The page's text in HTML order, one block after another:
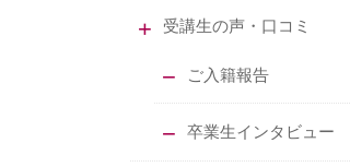
受講生の声・口コミ
ご入籍報告
卒業生インタビュー